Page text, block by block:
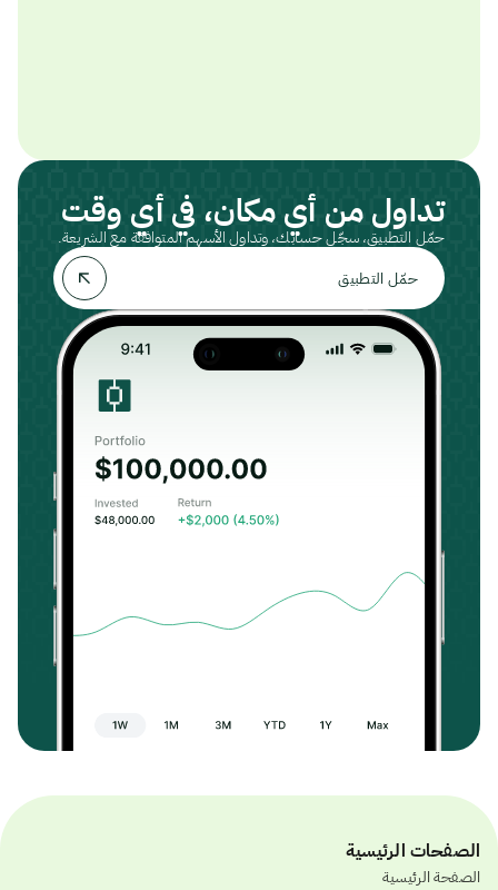
تداول من أي مكان، في أي وقت
حمّل التطبيق، سجّل حسابك، وتداول الأسهم المتوافقة مع الشريعة.
حمّل التطبيق
الصفحات الرئيسية
الصفحة الرئيسية